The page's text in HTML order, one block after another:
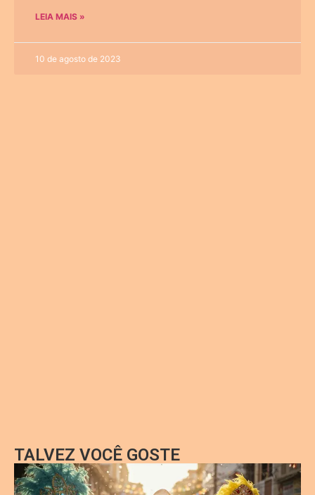
LEIA MAIS »
10 de agosto de 2023
TALVEZ VOCÊ GOSTE